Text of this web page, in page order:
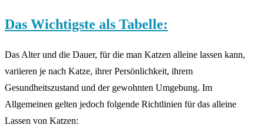
Das Wichtigste als Tabelle:
Das Alter und die Dauer, für die man Katzen alleine lassen kann,
variieren je nach Katze, ihrer Persönlichkeit, ihrem
Gesundheitszustand und der gewohnten Umgebung. Im
Allgemeinen gelten jedoch folgende Richtlinien für das alleine
Lassen von Katzen: